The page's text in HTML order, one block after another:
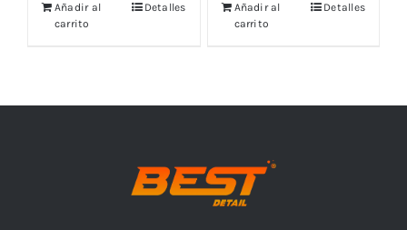
Añadir al
carrito
Detalles
Añadir al
carrito
Detalles